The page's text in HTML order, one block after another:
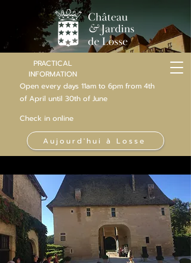
PRACTICAL
INFORMATION
Open every days 11am to 6pm from 4th
of April until 30th of June
Check in online
Aujourd'hui à Losse